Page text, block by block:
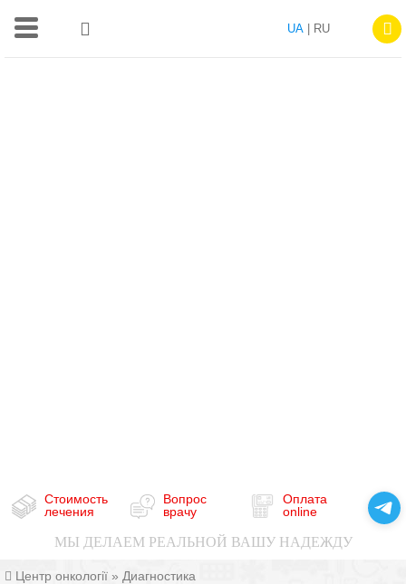
UA| RU
Стоимость
лечения
Вопрос
врачу
Оплата
online
МЫ ДЕЛАЕМ РЕАЛЬНОЙ ВАШУ НАДЕЖДУ
Центр онкології » Диагностика